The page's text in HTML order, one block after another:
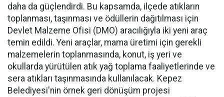
daha da güçlendirdi. Bu kapsamda, ilçede atıkların
toplanması, taşınması ve ödüllerin dağıtılması için
Devlet Malzeme Ofisi (DMO) aracılığıyla iki yeni araç
temin edildi. Yeni araçlar, mama üretimi için gerekli
malzemelerin toplanmasında, konut, iş yeri ve
okullarda yürütülen atık yağ toplama faaliyetlerinde ve
sera atıkları taşınmasında kullanılacak. Kepez
Belediyesi'nin örnek geri dönüşüm projesi